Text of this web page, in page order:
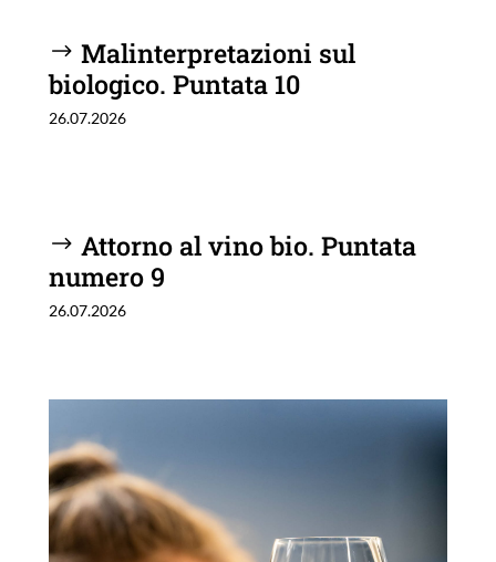
Malinterpretazioni sul
biologico. Puntata 10
26.07.2026
Attorno al vino bio. Puntata
numero 9
26.07.2026